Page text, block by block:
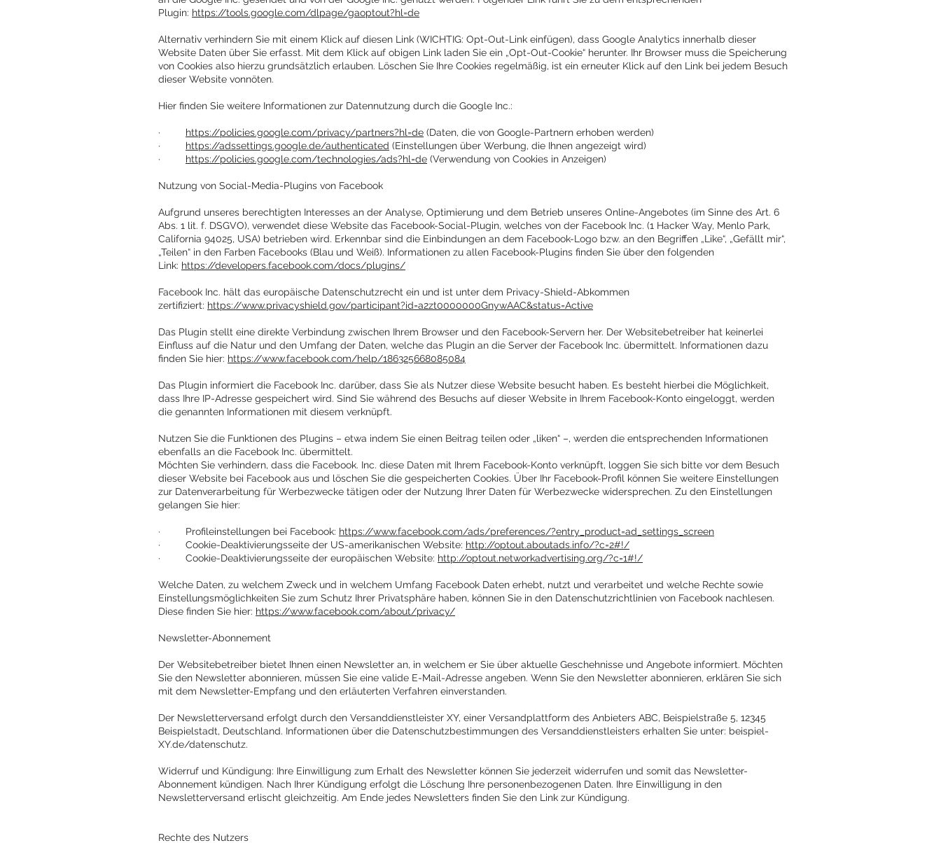
Plugin: https://tools.google.com/dlpage/gaoptout?hl=de
Alternativ verhindern Sie mit einem Klick auf diesen Link (WICHTIG: Opt-Out-Link einfügen), dass Google Analytics innerhalb dieser
Website Daten über Sie erfasst. Mit dem Klick auf obigen Link laden Sie ein „Opt-Out-Cookie“ herunter. Ihr Browser muss die Speicherung
von Cookies also hierzu grundsätzlich erlauben. Löschen Sie Ihre Cookies regelmäßig, ist ein erneuter Klick auf den Link bei jedem Besuch
dieser Website vonnöten.
Hier finden Sie weitere Informationen zur Datennutzung durch die Google Inc.:
· https://policies.google.com/privacy/partners?hl=de (Daten, die von Google-Partnern erhoben werden)
· https://adssettings.google.de/authenticated (Einstellungen über Werbung, die Ihnen angezeigt wird)
· https://policies.google.com/technologies/ads?hl=de (Verwendung von Cookies in Anzeigen)
Nutzung von Social-Media-Plugins von Facebook
Aufgrund unseres berechtigten Interesses an der Analyse, Optimierung und dem Betrieb unseres Online-Angebotes (im Sinne des Art. 6
Abs. 1 lit. f. DSGVO), verwendet diese Website das Facebook-Social-Plugin, welches von der Facebook Inc. (1 Hacker Way, Menlo Park,
California 94025, USA) betrieben wird. Erkennbar sind die Einbindungen an dem Facebook-Logo bzw. an den Begriffen „Like“, „Gefällt mir“,
„Teilen“ in den Farben Facebooks (Blau und Weiß). Informationen zu allen Facebook-Plugins finden Sie über den folgenden
Link: https://developers.facebook.com/docs/plugins/
Facebook Inc. hält das europäische Datenschutzrecht ein und ist unter dem Privacy-Shield-Abkommen
zertifiziert: https://www.privacyshield.gov/participant?id=a2zt0000000GnywAAC&status=Active
Das Plugin stellt eine direkte Verbindung zwischen Ihrem Browser und den Facebook-Servern her. Der Websitebetreiber hat keinerlei
Einfluss auf die Natur und den Umfang der Daten, welche das Plugin an die Server der Facebook Inc. übermittelt. Informationen dazu
finden Sie hier: https://www.facebook.com/help/186325668085084
Das Plugin informiert die Facebook Inc. darüber, dass Sie als Nutzer diese Website besucht haben. Es besteht hierbei die Möglichkeit,
dass Ihre IP-Adresse gespeichert wird. Sind Sie während des Besuchs auf dieser Website in Ihrem Facebook-Konto eingeloggt, werden
die genannten Informationen mit diesem verknüpft.
Nutzen Sie die Funktionen des Plugins – etwa indem Sie einen Beitrag teilen oder „liken“ –, werden die entsprechenden Informationen
ebenfalls an die Facebook Inc. übermittelt.
Möchten Sie verhindern, dass die Facebook. Inc. diese Daten mit Ihrem Facebook-Konto verknüpft, loggen Sie sich bitte vor dem Besuch
dieser Website bei Facebook aus und löschen Sie die gespeicherten Cookies. Über Ihr Facebook-Profil können Sie weitere Einstellungen
zur Datenverarbeitung für Werbezwecke tätigen oder der Nutzung Ihrer Daten für Werbezwecke widersprechen. Zu den Einstellungen
gelangen Sie hier:
· Profileinstellungen bei Facebook: https://www.facebook.com/ads/preferences/?entry_product=ad_settings_screen
· Cookie-Deaktivierungsseite der US-amerikanischen Website: http://optout.aboutads.info/?c=2#!/
· Cookie-Deaktivierungsseite der europäischen Website: http://optout.networkadvertising.org/?c=1#!/
Welche Daten, zu welchem Zweck und in welchem Umfang Facebook Daten erhebt, nutzt und verarbeitet und welche Rechte sowie
Einstellungsmöglichkeiten Sie zum Schutz Ihrer Privatsphäre haben, können Sie in den Datenschutzrichtlinien von Facebook nachlesen.
Diese finden Sie hier: https://www.facebook.com/about/privacy/
Newsletter-Abonnement
Der Websitebetreiber bietet Ihnen einen Newsletter an, in welchem er Sie über aktuelle Geschehnisse und Angebote informiert. Möchten
Sie den Newsletter abonnieren, müssen Sie eine valide E-Mail-Adresse angeben. Wenn Sie den Newsletter abonnieren, erklären Sie sich
mit dem Newsletter-Empfang und den erläuterten Verfahren einverstanden.
Der Newsletterversand erfolgt durch den Versanddienstleister XY, einer Versandplattform des Anbieters ABC, Beispielstraße 5, 12345
Beispielstadt, Deutschland. Informationen über die Datenschutzbestimmungen des Versanddienstleisters erhalten Sie unter: beispiel-
XY.de/datenschutz.
Widerruf und Kündigung: Ihre Einwilligung zum Erhalt des Newsletter können Sie jederzeit widerrufen und somit das Newsletter-
Abonnement kündigen. Nach Ihrer Kündigung erfolgt die Löschung Ihre personenbezogenen Daten. Ihre Einwilligung in den
Newsletterversand erlischt gleichzeitig. Am Ende jedes Newsletters finden Sie den Link zur Kündigung.
Rechte des Nutzers